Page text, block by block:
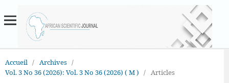
Accueil / Archives /
Vol. 3 No 36 (2026): Vol. 3 No 36 (2026) ( M ) / Articles